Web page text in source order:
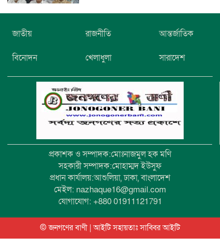
প্রশাসনকে দলীয় রাজনীতি করার প্রয়োজন
নেই, তারা দেশের জন্য কাজ করবে: ড. মঈন
নিখোঁজের তিনদিন পর মাইক্রোবাস চালকের
মরদেহ উদ্ধার
জাতীয় রাজনীতি আন্তর্জাতিক
বিনোদন খেলাধুলা সারাদেশ
প্রকাশক ও সম্পাদক:মোঃনাজমুল হক মণি
সহকারী সম্পাদক:মোহাম্মদ ইউসুফ
প্রধান কার্যালয়:আশুলিয়া, ঢাকা, বাংলাদেশ
মেইল: nazhaque16@gmail.com
যোগাযোগ: +880 01911121791
© জনগণের বাণী | আইটি সহায়তাঃসাব্বির আইটি